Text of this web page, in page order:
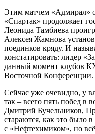
Этим матчем «Адмирал»
«Спартак» продолжает
Леонида Тамбиева
Алексея Жамнова
поединков кряду. И
констатировать: лидер
данный момент клубов
Восточной Конференции.
Сейчас уже очевидно, у
так – всего пять побед в
Дмитрий Бучельников,
стараются, как это было
с «Нефтехимиком», но